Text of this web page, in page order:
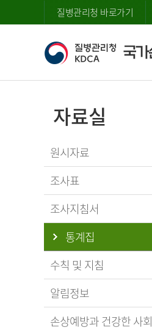
질병관리청 바로가기
자료실
원시자료
조사표
조사지침서
통계집
수칙 및 지침
알림정보
손상예방과 건강한 사회